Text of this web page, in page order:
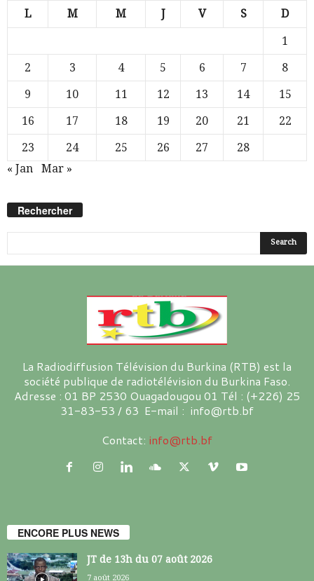
L M M J V S D
1
2
3 4 5 6 7
8
9
10 11 12 13 14
15
16
17 18 19 20 21
22
23
24 25 26 27
28
« Jan
Mar »
Rechercher
La Radiodiffusion Télévision du Burkina (RTB) est la
société publique de radiotélévision du Burkina Faso.
Adresse : 01 BP 2530 Ouagadougou 01 Tél : (+226) 25
31-83-53 / 63 E-mail : info@rtb.bf
Contact: info@rtb.bf
ENCORE PLUS NEWS
JT de 13h du 07 août 2026
7 août 2026